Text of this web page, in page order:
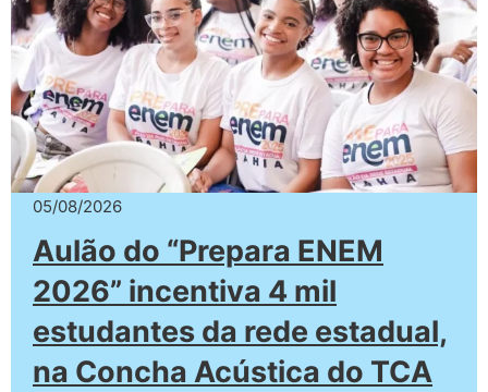
05/08/2026
Aulão do “Prepara ENEM
2026” incentiva 4 mil
estudantes da rede estadual,
na Concha Acústica do TCA